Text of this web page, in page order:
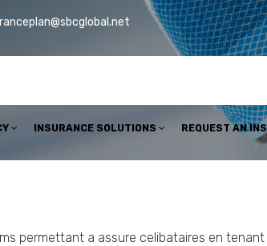
INSURANCE SOLUTIONS REQUEST AN
permettant a assure celibataires en